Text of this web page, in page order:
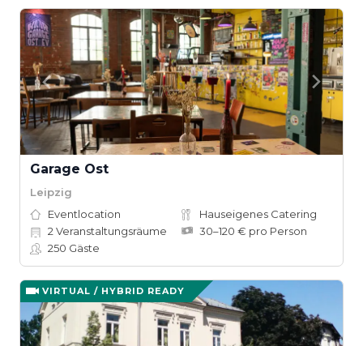
Garage Ost
Leipzig
Eventlocation
Hauseigenes Catering
2 Veranstaltungsräume
30–120 € pro Person
250 Gäste
VIRTUAL / HYBRID READY